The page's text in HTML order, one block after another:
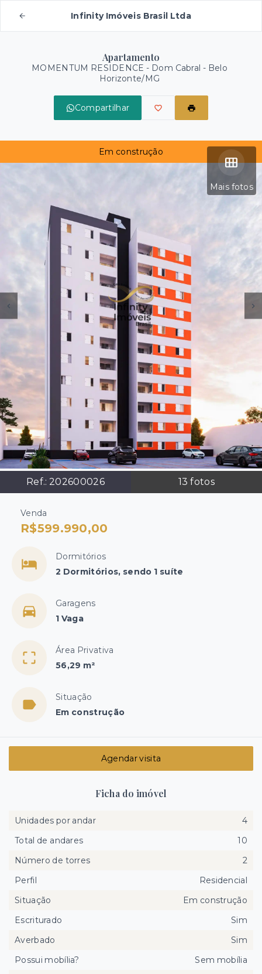
Infinity Imóveis Brasil Ltda
Apartamento
MOMENTUM RESIDENCE - Dom Cabral - Belo
Horizonte/MG
Compartilhar
Mais fotos
Ref.: 202600026 13 fotos
Em construção
Venda
R$599.990,00
Dormitórios
2 Dormitórios, sendo 1 suíte
Garagens
1 Vaga
Área Privativa
56,29 m²
Situação
Em construção
Agendar visita
Ficha do imóvel
Unidades por andar
4
Total de andares
10
Número de torres
2
Perfil
Residencial
Situação
Em construção
Escriturado
Sim
Averbado
Sim
Possui mobília?
Sem mobília